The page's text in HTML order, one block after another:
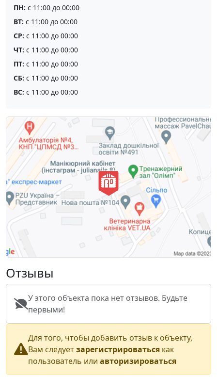
ПН: с 11:00 до 00:00
ВТ: с 11:00 до 00:00
СР: с 11:00 до 00:00
ЧТ: с 11:00 до 00:00
ПТ: с 11:00 до 00:00
СБ: с 11:00 до 00:00
ВС: с 11:00 до 00:00
Отзывы
У этого объекта пока нет отзывов. Будьте
первыми!
Для того, чтобы добавить отзыв к объекту,
Вам следуетзарегистрироваться как
пользователь или авторизироваться